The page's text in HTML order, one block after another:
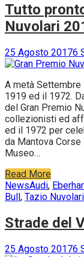
Tutto
Nuvolari
25 Agosto 20176
A metà
1919 ed il 1972.
del Gran Premio
collezionisti ed
ed il 1972 per
da Mantova
Museo…
Read More
NewsAudi,
Bull, Tazio Nuvolari
Strade del
25 Agosto 20176